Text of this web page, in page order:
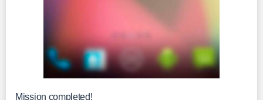
Mission completed!